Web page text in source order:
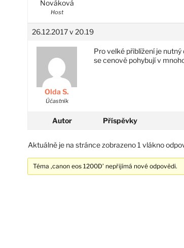
Nováková
Host
26.12.2017 v 20.19
Olda S.
Účastník
Pro velké přiblížení je
se cenově pohybují v
Autor Příspěvky
Aktuálně je na stránce zobrazeno 1 vlákno
Téma ‚canon eos 1200D’ nepřijímá nové odpovědi.